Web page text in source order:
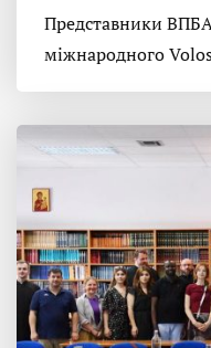
Представники ВПБА
міжнародного